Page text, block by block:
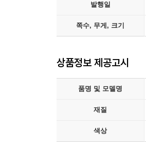
발행일
쪽수, 무게, 크기
상품정보 제공고시
품명 및 모델명
재질
색상